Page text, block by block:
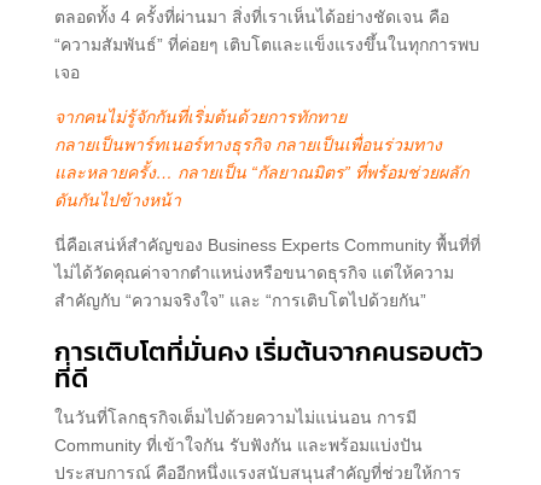
ตลอดทั้ง 4 ครั้งที่ผ่านมา สิ่งที่เราเห็นได้อย่างชัดเจน คือ
“ความสัมพันธ์” ที่ค่อยๆ เติบโตและแข็งแรงขึ้นในทุกการพบ
เจอ
จากคนไม่รู้จักกันที่เริ่มต้นด้วยการทักทาย
กลายเป็นพาร์ทเนอร์ทางธุรกิจ กลายเป็นเพื่อนร่วมทาง
และหลายครั้ง… กลายเป็น “กัลยาณมิตร” ที่พร้อมช่วยผลัก
ดันกันไปข้างหน้า
นี่คือเสน่ห์สำคัญของ Business Experts Community พื้นที่ที่
ไม่ได้วัดคุณค่าจากตำแหน่งหรือขนาดธุรกิจ แต่ให้ความ
สำคัญกับ “ความจริงใจ” และ “การเติบโตไปด้วยกัน”
การเติบโตที่มั่นคง เริ่มต้นจากคนรอบตัว
ที่ดี
ในวันที่โลกธุรกิจเต็มไปด้วยความไม่แน่นอน การมี
Community ที่เข้าใจกัน รับฟังกัน และพร้อมแบ่งปัน
ประสบการณ์ คืออีกหนึ่งแรงสนับสนุนสำคัญที่ช่วยให้การ